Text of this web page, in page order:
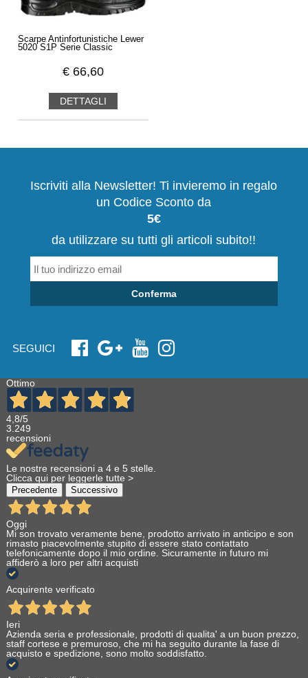
Scarpe Antinfortunistiche Lewer
5020 S1P Serie Classic
€ 66,60
DETTAGLI
Iscriviti alla Newsletter! Ti invieremo in regalo
un Codice Sconto da
5€
da utilizzare su tutti gli articoli subito!!
Conferma
SEGUICI
Ottimo
4,8/5
3.249
recensioni
Le nostre recensioni a 4 e 5 stelle.
Clicca qui per leggerle tutte >
Precedente Successivo
Oggi
Mi son trovato veramente bene, prodotto arrivato in anticipo e son
rimasto piacevolmente stupito di essere stato contattato
telefonicamente dopo il mio ordine. Sicuramente in futuro mi
affiderò a loro per altri acquisti
Acquirente verificato
Ieri
Azienda seria e professionale, prodotti di qualita' a un buon prezzo,
staff cortese e premuroso, che mi ha seguito durante la fase di
acquisto e spedizione, sono molto soddisfatto.